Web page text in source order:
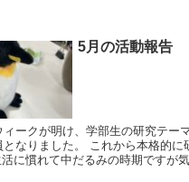
5月の活動報告
ィークが明け、学部生の研究テー
れから本格的に研究に励んでいきま